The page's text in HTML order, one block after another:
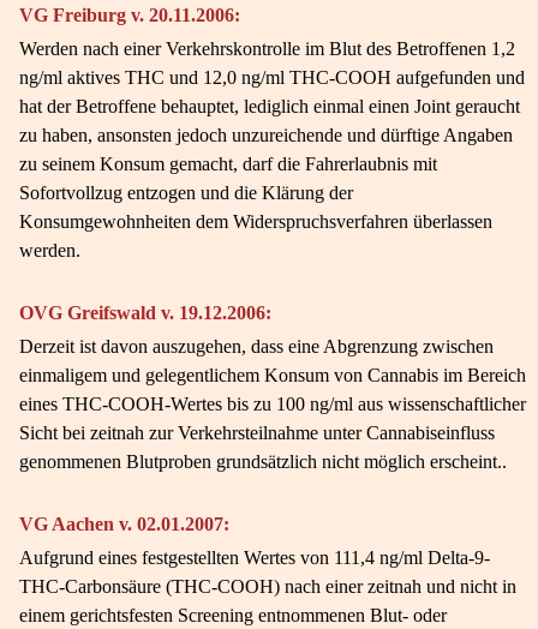
VG Freiburg v. 20.11.2006:
Werden nach einer Verkehrskontrolle im Blut des Betroffenen 1,2
ng/ml aktives THC und 12,0 ng/ml THC-COOH aufgefunden und
hat der Betroffene behauptet, lediglich einmal einen Joint geraucht
zu haben, ansonsten jedoch unzureichende und dürftige Angaben
zu seinem Konsum gemacht, darf die Fahrerlaubnis mit
Sofortvollzug entzogen und die Klärung der
Konsumgewohnheiten dem Widerspruchsverfahren überlassen
werden.
OVG Greifswald v. 19.12.2006:
Derzeit ist davon auszugehen, dass eine Abgrenzung zwischen
einmaligem und gelegentlichem Konsum von Cannabis im Bereich
eines THC-COOH-Wertes bis zu 100 ng/ml aus wissenschaftlicher
Sicht bei zeitnah zur Verkehrsteilnahme unter Cannabiseinfluss
genommenen Blutproben grundsätzlich nicht möglich erscheint..
VG Aachen v. 02.01.2007:
Aufgrund eines festgestellten Wertes von 111,4 ng/ml Delta-9-
THC-Carbonsäure (THC-COOH) nach einer zeitnah und nicht in
einem gerichtsfesten Screening entnommenen Blut- oder